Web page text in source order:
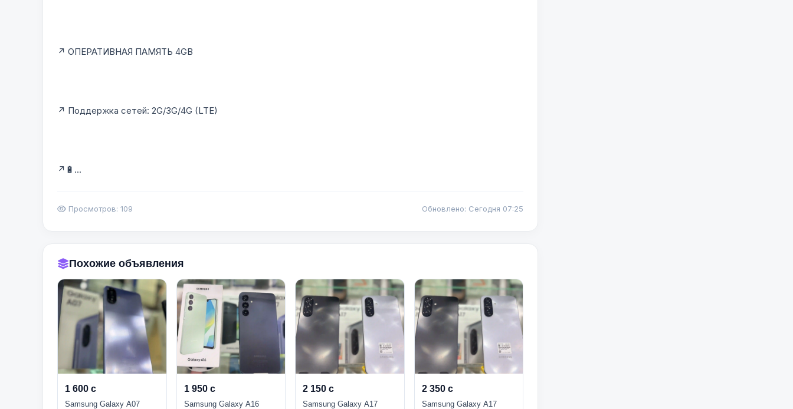
↗️ ОПЕРАТИВНАЯ ПАМЯТЬ 4GB
↗️ Поддержка сетей: 2G/3G/4G (LTE)
↗️🔋...
Просмотров: 109 Обновлено: Сегодня 07:25
Похожие объявления
1 600 с
Samsung Galaxy A07
1 950 с
Samsung Galaxy A16
2 150 с
Samsung Galaxy A17
2 350 с
Samsung Galaxy A17